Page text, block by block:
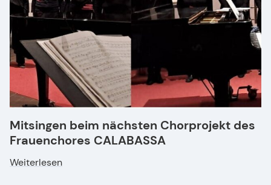
Mitsingen beim nächsten Chorprojekt des
Frauenchores CALABASSA
Weiterlesen